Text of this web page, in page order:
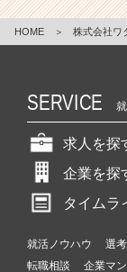
HOME ＞ 株式会社ワ
SERVICE
求人を探
企業を探
タイムラ
就活ノウハウ 選
転職相談
企業マ